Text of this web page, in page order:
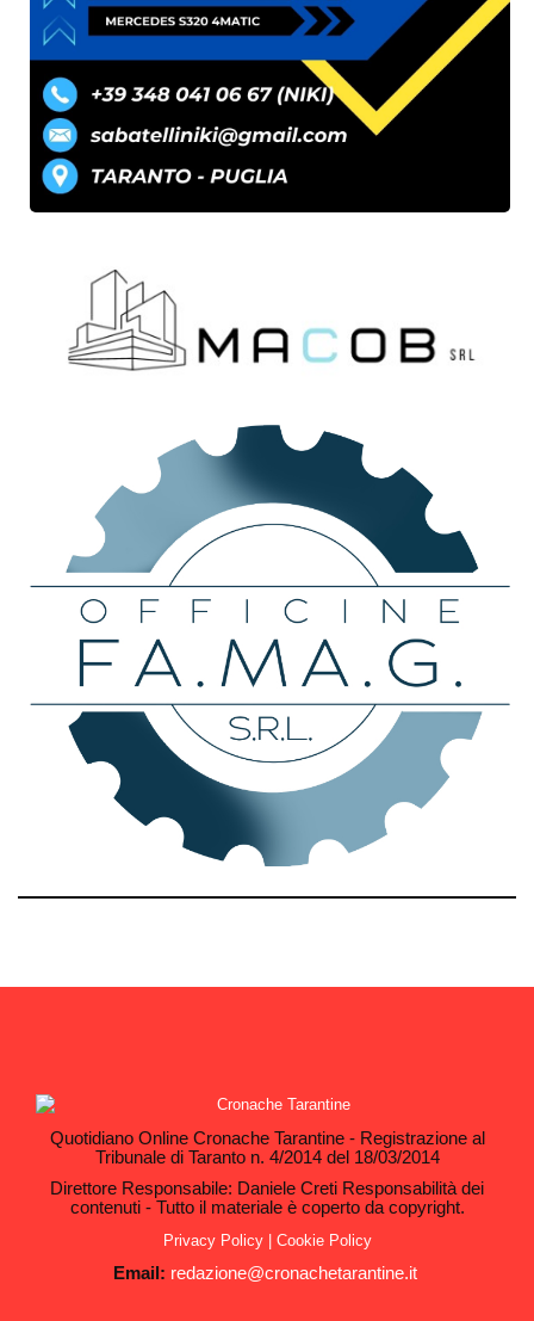
Quotidiano Online Cronache Tarantine - Registrazione al
Tribunale di Taranto n. 4/2014 del 18/03/2014
Direttore Responsabile: Daniele Creti Responsabilità dei
contenuti - Tutto il materiale è coperto da copyright.
Privacy Policy| Cookie Policy
Email: redazione@cronachetarantine.it